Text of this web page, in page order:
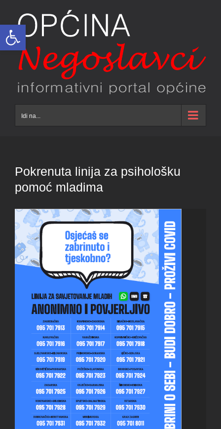
Open toolbar
content
Idi na...
Pokrenuta linija za psihološku
pomoć mladima